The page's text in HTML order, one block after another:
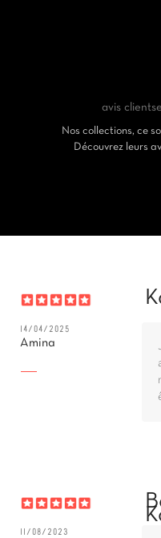
avis clients
Nos collections, ce
Découvrez leurs
14/04/2025
Amina
11/08/2023